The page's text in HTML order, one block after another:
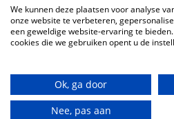
Website en design:
We kunnen deze plaatsen voor analyse
onze website te verbeteren,
een geweldige website-ervaring te
cookies die we gebruiken opent u de
Ok, ga door
Nee, pas aan